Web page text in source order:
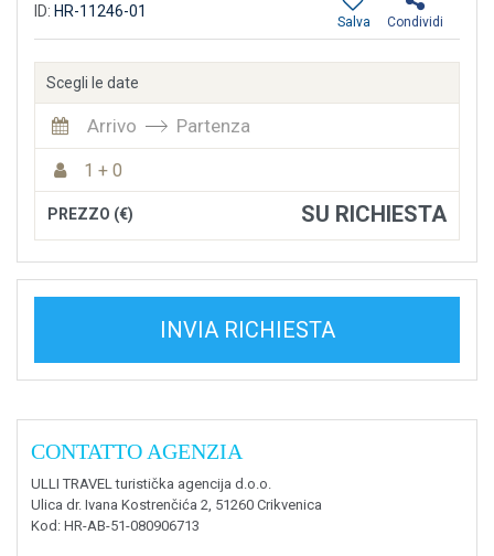
ID: HR-11246-01
Condividi
Salva
Scegli le date
Arrivo Partenza
1 + 0
PREZZO (€) SU RICHIESTA
INVIA RICHIESTA
CONTATTO AGENZIA
ULLI TRAVEL turistička agencija d.o.o.
Ulica dr. Ivana Kostrenčića 2, 51260 Crikvenica
Kod : HR-AB-51-080906713